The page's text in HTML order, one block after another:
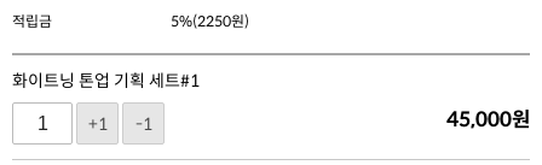
적립금
5%(2250원)
화이트닝 톤업 기획 세트#1
+1
-1 45,000원